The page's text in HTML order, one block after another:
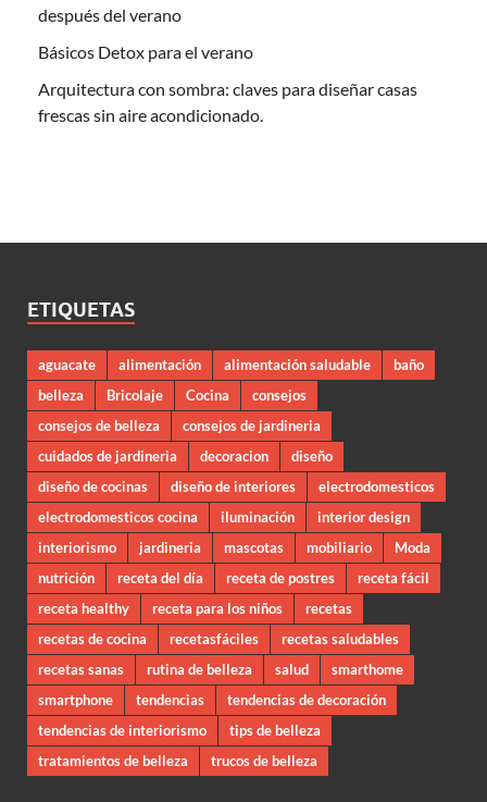
después del verano
Básicos Detox para el verano
Arquitectura con sombra: claves para diseñar casas
frescas sin aire acondicionado.
ETIQUETAS
aguacate alimentación alimentación saludable
baño
belleza
Bricolaje Cocina
consejos
consejos de belleza
consejos de jardineria
cuidados de jardineria
decoracion
diseño
diseño de cocinas
diseño de interiores
electrodomesticos
electrodomesticos cocina
iluminación
interior design
interiorismo
jardineria mascotas mobiliario
Moda
nutrición
receta del día receta de postres
receta fácil
receta healthy
receta para los niños
recetas
recetas de cocina
recetasfáciles
recetas saludables
recetas sanas
rutina de belleza salud
smarthome
smartphone
tendencias
tendencias de decoración
tendencias de interiorismo
tips de belleza
tratamientos de belleza
trucos de belleza